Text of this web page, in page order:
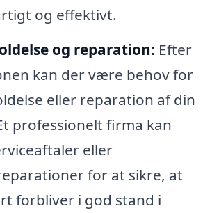
og effektivt.
og reparation: Efter
kan der være behov for
eller reparation af din
professionelt firma kan
eller
for at sikre, at
forbliver i god stand i